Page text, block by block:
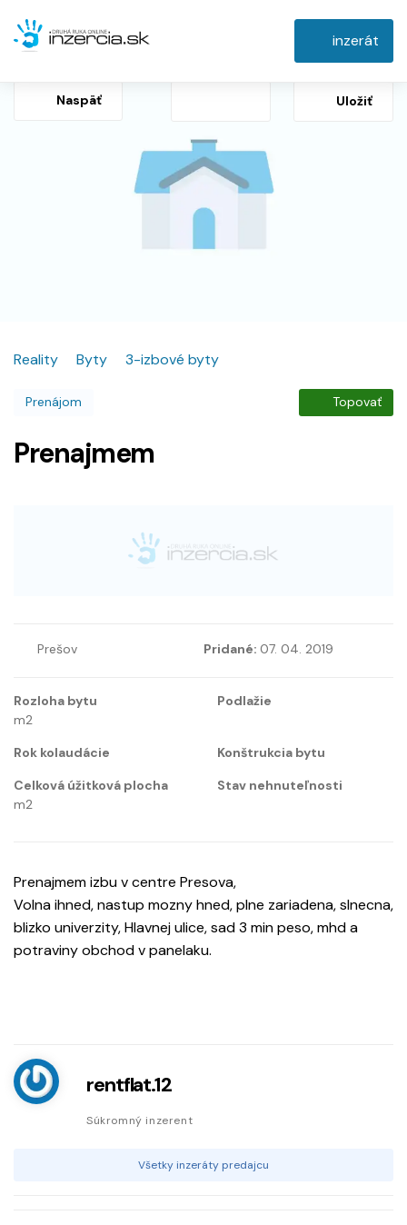
inzerát
Naspäť Uložiť
Reality Byty 3-izbové byty
Prenájom Topovať
Prenajmem
Prešov Pridané: 07. 04. 2019
Rozloha bytu
m2
Podlažie
Rok kolaudácie
Konštrukcia bytu
Celková úžitková plocha
m2
Stav nehnuteľnosti
Prenajmem izbu v centre Presova,
Volna ihned, nastup mozny hned, plne zariadena, slnecna,
blizko univerzity, Hlavnej ulice, sad 3 min peso, mhd a
potraviny obchod v panelaku.
rentflat.12
Súkromný inzerent
Všetky inzeráty predajcu